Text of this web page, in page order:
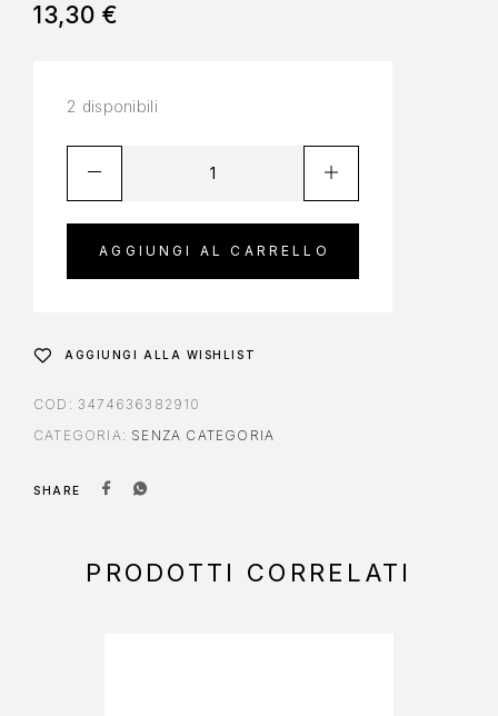
13,30 €
2 disponibili
AGGIUNGI AL CARRELLO
AGGIUNGI ALLA WISHLIST
COD: 3474636382910
CATEGORIA: SENZA CATEGORIA
SHARE
PRODOTTI CORRELATI